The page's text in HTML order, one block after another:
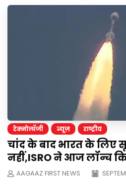
टेक्नोलॉजी न्यूज़ राष्ट्रीय
चांद के बाद भारत के लिए
नहीं,ISRO ने आज लॉन्च
AAGAAZ FIRST NEWS